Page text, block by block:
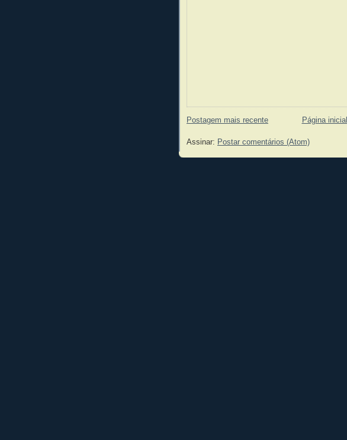
Postagem mais recente Página inicial
Assinar: Postar comentários (Atom)